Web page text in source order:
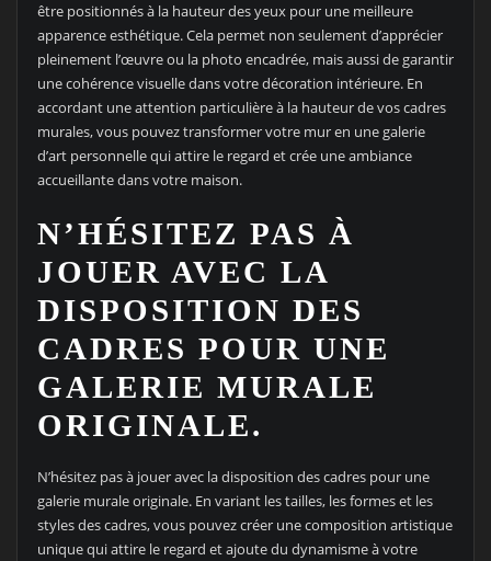
être positionnés à la hauteur des yeux pour une meilleure
apparence esthétique. Cela permet non seulement d’apprécier
pleinement l’œuvre ou la photo encadrée, mais aussi de garantir
une cohérence visuelle dans votre décoration intérieure. En
accordant une attention particulière à la hauteur de vos cadres
murales, vous pouvez transformer votre mur en une galerie
d’art personnelle qui attire le regard et crée une ambiance
accueillante dans votre maison.
N’HÉSITEZ PAS À
JOUER AVEC LA
DISPOSITION DES
CADRES POUR UNE
GALERIE MURALE
ORIGINALE.
N’hésitez pas à jouer avec la disposition des cadres pour une
galerie murale originale. En variant les tailles, les formes et les
styles des cadres, vous pouvez créer une composition artistique
unique qui attire le regard et ajoute du dynamisme à votre